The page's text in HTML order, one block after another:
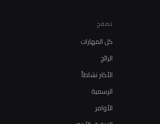
تصفح
كل المهارات
الرائج
الأكثر نشاطاً
الرسمية
الأوامر